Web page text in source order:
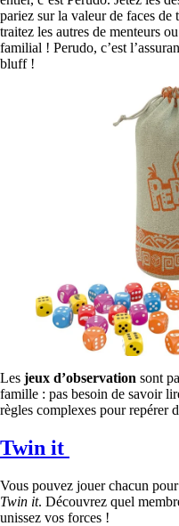
pariez sur la valeur de faces
traitez les autres de menteurs
familial ! Perudo, c’est
bluff !
Les jeux d’observation sont
famille : pas besoin de savoir
règles complexes pour repérer
Twin it
Vous pouvez jouer chacun
Twin it. Découvrez quel
unissez vos forces !